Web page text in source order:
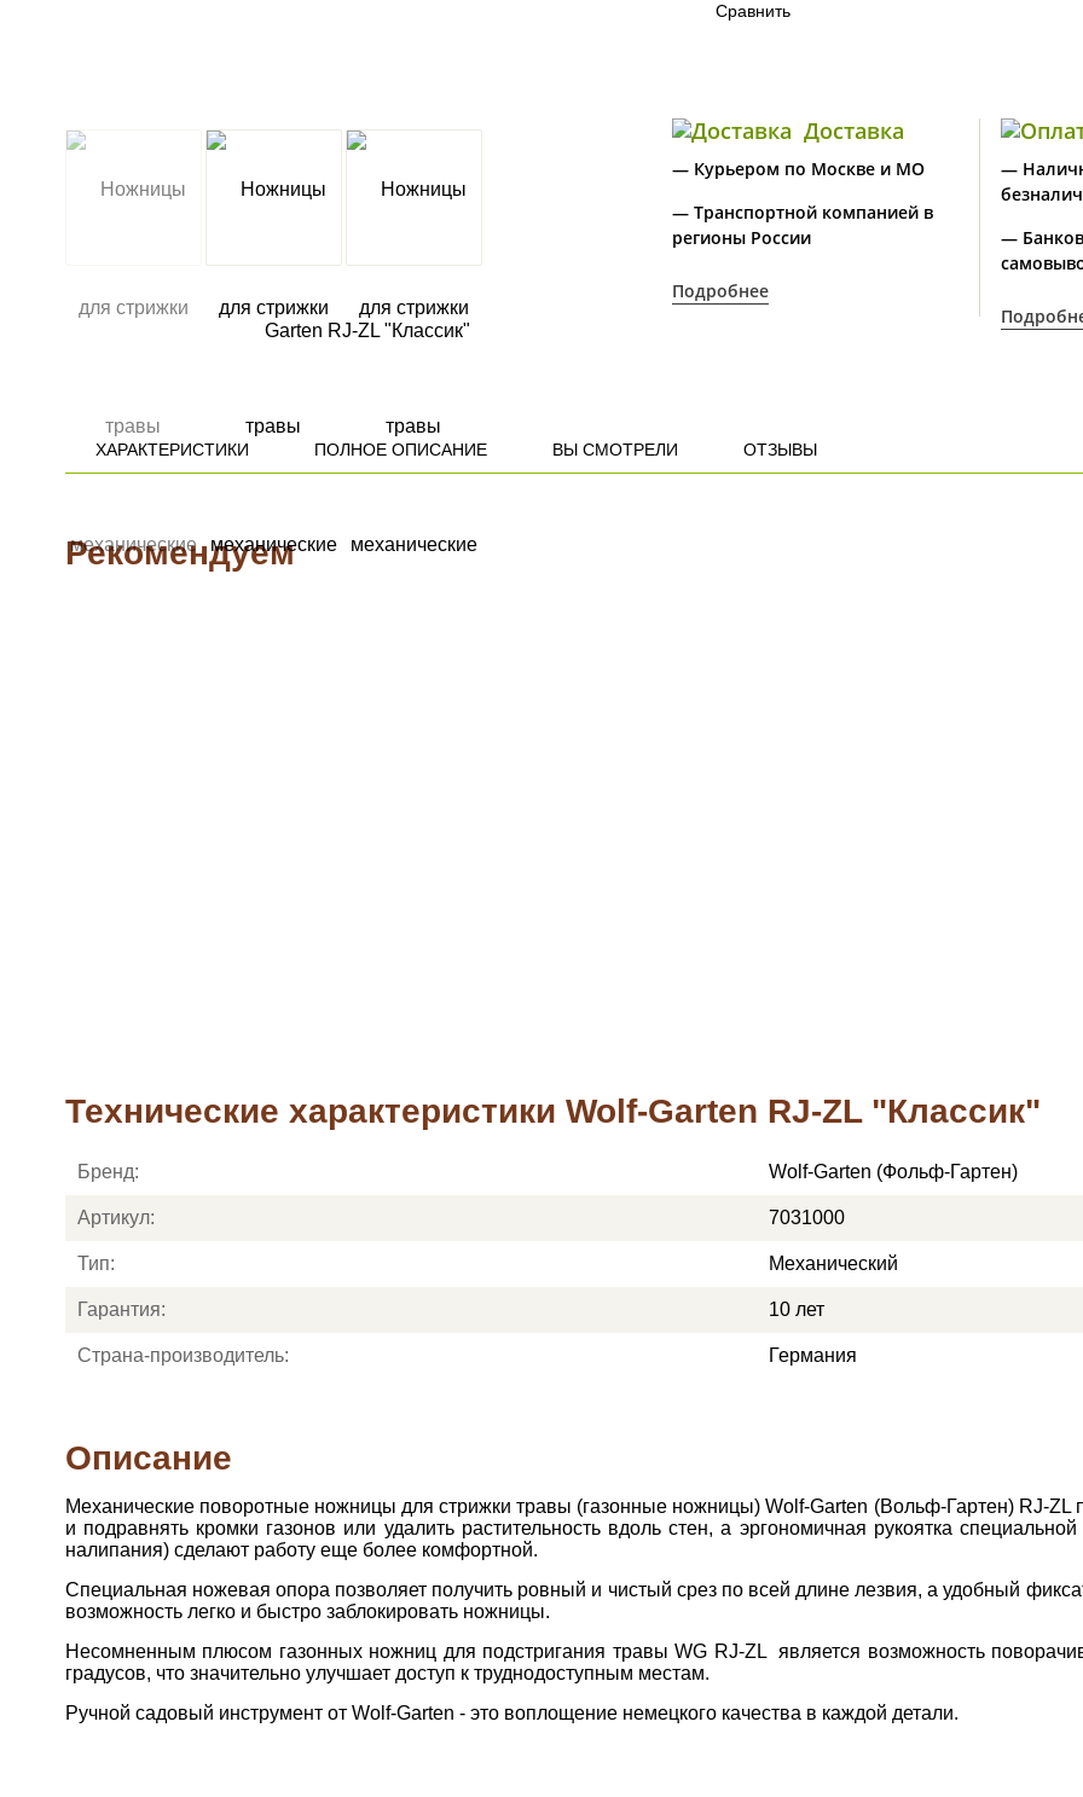
Сравнить
Доставка
— Курьером по Москве и МО
— Транспортной компанией в
регионы России
Подробнее
—
—
ХАРАКТЕРИСТИКИ ПОЛНОЕ ОПИСАНИЕ ВЫ СМОТРЕЛИ ОТЗЫВЫ
Рекомендуем
Технические характеристики Wolf-Garten RJ-ZL "Классик"
Бренд: Wolf-Garten (Фольф-Гартен)
Артикул: 7031000
Тип: Механический
Гарантия: 10 лет
Страна-производитель: Германия
Описание
Механические поворотные ножницы для стрижки травы (газонные ножницы) Wolf-Garten (Вольф-Гартен) RJ-ZL
и подравнять кромки газонов или удалить растительность вдоль стен, а эргономичная рукоятка
налипания) сделают работу еще более комфортной.
Специальная ножевая опора позволяет получить ровный и чистый срез по всей длине лезвия, а удобный
возможность легко и быстро заблокировать ножницы.
Несомненным плюсом газонных ножниц для подстригания травы WG RJ-ZL является возможность
градусов, что значительно улучшает доступ к труднодоступным местам.
Ручной садовый инструмент от Wolf-Garten - это воплощение немецкого качества в каждой детали.